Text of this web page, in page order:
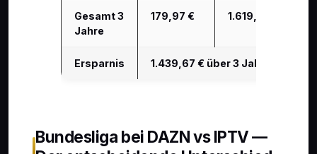
Gesamt 3
Jahre
179,97 € 1.619,64 €
Ersparnis 1.439,67 € über 3 Jahre
Bundesliga bei DAZN vs IPTV —